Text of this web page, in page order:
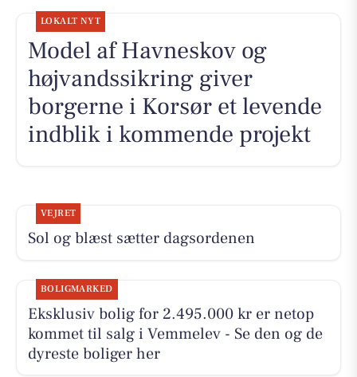
LOKALT NYT
Model af Havneskov og
højvandssikring giver
borgerne i Korsør et levende
indblik i kommende projekt
VEJRET
Sol og blæst sætter dagsordenen
BOLIGMARKED
Eksklusiv bolig for 2.495.000 kr er netop
kommet til salg i Vemmelev - Se den og de
dyreste boliger her